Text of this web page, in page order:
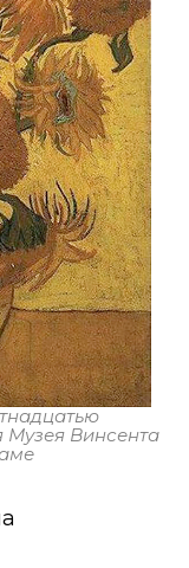
Музея Винсента